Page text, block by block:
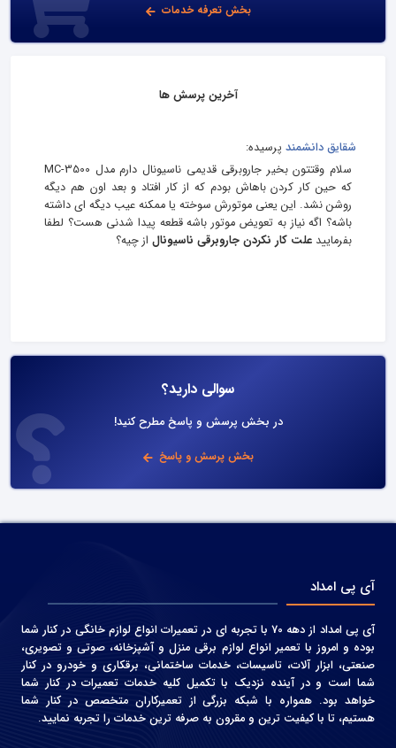
بخش تعرفه خدمات
آخرین پرسش ها
شقایق دانشمند پرسیده:
سلام وقتتون بخیر جاروبرقی قدیمی ناسیونال دارم مدل MC-3500
که حین کار کردن باهاش بودم که از کار افتاد و بعد اون هم دیگه
روشن نشد. این یعنی موتورش سوخته یا ممکنه عیب دیگه ای داشته
باشه؟ اگه نیاز به تعویض موتور باشه قطعه پیدا شدنی هست؟ لطفا
بفرمایید علت کار نکردن جاروبرقی ناسیونال از چیه؟
سوالی دارید؟
در بخش پرسش و پاسخ مطرح کنید!
بخش پرسش و پاسخ
آی پی امداد
آی پی امداد از دهه 70 با تجربه ای در تعمیرات انواع لوازم خانگی در کنار شما
بوده و امروز با تعمیر انواع لوازم برقی منزل و آشپزخانه، صوتی و‌ تصویری،
صنعتی، ابزار آلات، تاسیسات، خدمات ساختمانی، برقکاری و خودرو در کنار
شما است و در آینده نزدیک با تکمیل کلیه خدمات تعمیرات در کنار شما
خواهد بود. همواره با شبکه بزرگی از تعمیرکاران متخصص در کنار شما
هستیم، تا با کیفیت ترین و مقرون به صرفه ترین خدمات را تجربه نمایید.